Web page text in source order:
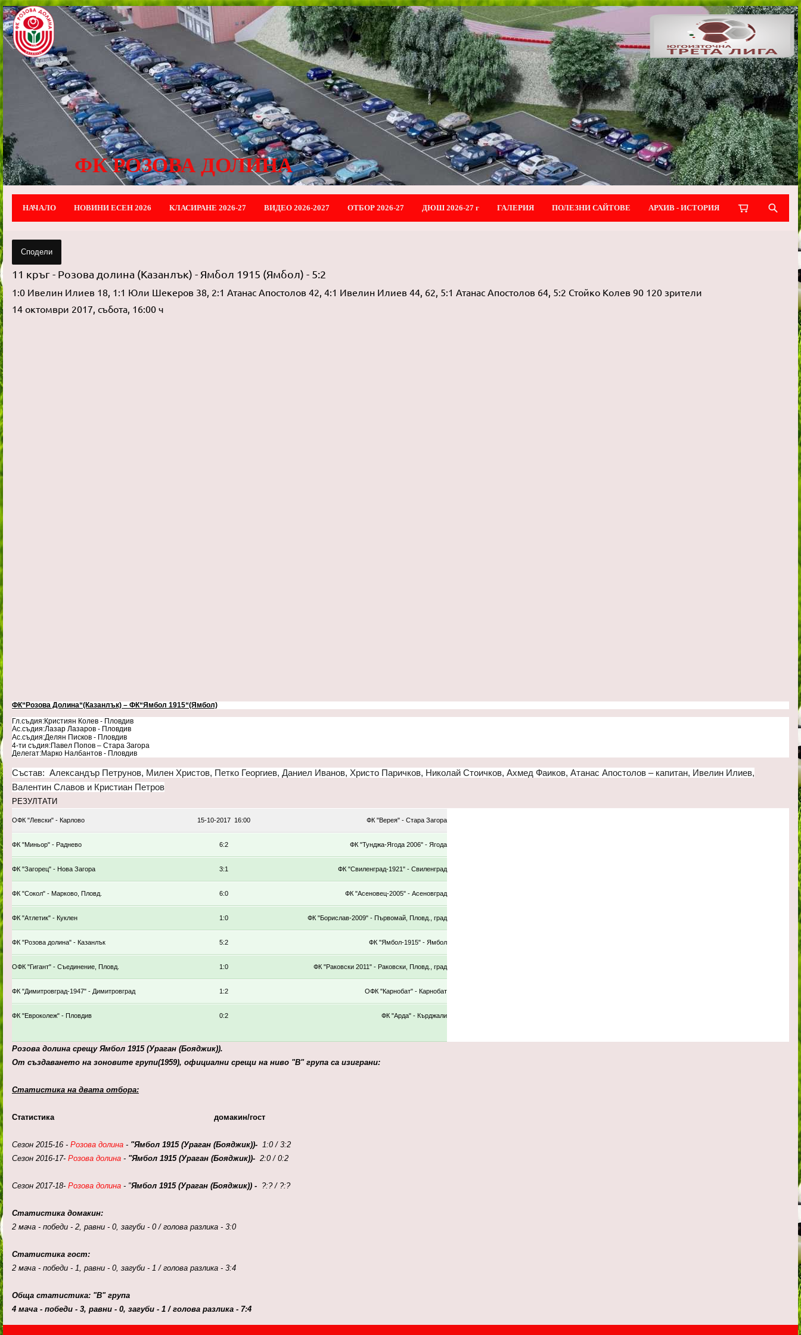
ФК РОЗОВА ДОЛИНА
НАЧАЛО НОВИНИ ЕСЕН 2026 КЛАСИРАНЕ 2026-27 ВИДЕО 2026-2027 ОТБОР 2026-27 ДЮШ 2026-27 г ГАЛЕРИЯ ПОЛЕЗНИ САЙТОВЕ АРХИВ - ИСТОРИЯ
Сподели
11 кръг - Розова долина (Казанлък) - Ямбол 1915 (Ямбол) - 5:2
1:0 Ивелин Илиев 18, 1:1 Юли Шекеров 38, 2:1 Атанас Апостолов 42, 4:1 Ивелин Илиев 44, 62, 5:1 Атанас Апостолов 64, 5:2 Стойко Колев 90 120 зрители
14 октомври 2017, събота, 16:00 ч
ФК“Розова Долина“(Казанлък) – ФК“Ямбол 1915“(Ямбол)
Гл.съдия:Кристиян Колев - Пловдив
Ас.съдия:Лазар Лазаров - Пловдив
Ас.съдия:Делян Писков - Пловдив
4-ти съдия:Павел Попов – Стара Загора
Делегат:Марко Налбантов - Пловдив
Състав: Александър Петрунов, Милен Христов, Петко Георгиев, Даниел Иванов, Христо Паричков, Николай Стоичков, Ахмед Фаиков, Атанас Апостолов – капитан, Ивелин Илиев,
Валентин Славов и Кристиан Петров
РЕЗУЛТАТИ
ОФК "Левски" - Карлово 15-10-2017 16:00 ФК "Верея" - Стара Загора
ФК "Миньор" - Раднево 6:2 ФК "Тунджа-Ягода 2006" - Ягода
ФК "Загорец" - Нова Загора 3:1 ФК "Свиленград-1921" - Свиленград
ФК "Сокол" - Марково, Пловд. 6:0 ФК "Асеновец-2005" - Асеновград
ФК "Атлетик" - Куклен 1:0 ФК "Борислав-2009" - Първомай, Пловд., град
ФК "Розова долина" - Казанлък 5:2 ФК "Ямбол-1915" - Ямбол
ОФК "Гигант" - Съединение, Пловд. 1:0 ФК "Раковски 2011" - Раковски, Пловд., град
ФК "Димитровград-1947" - Димитровград 1:2 ОФК "Карнобат" - Карнобат
ФК "Евроколеж" - Пловдив 0:2 ФК "Арда" - Кърджали
Розова долина срещу Ямбол 1915 (Ураган (Бояджик)).
От създаването на зоновите групи(1959), официални срещи на ниво "В" група са изиграни:
Статистика на двата отбора:
Статистика домакин/гост
Сезон 2015-16 - Розова долина - "Ямбол 1915 (Ураган (Бояджик))- 1:0 / 3:2
Сезон 2016-17- Розова долина - "Ямбол 1915 (Ураган (Бояджик))- 2:0 / 0:2
Сезон 2017-18- Розова долина - "Ямбол 1915 (Ураган (Бояджик)) - ?:? / ?:?
Статистика домакин:
2 мача - победи - 2, равни - 0, загуби - 0 / голова разлика - 3:0
Статистика гост:
2 мача - победи - 1, равни - 0, загуби - 1 / голова разлика - 3:4
Обща статистика: "В" група
4 мача - победи - 3, равни - 0, загуби - 1 / голова разлика - 7:4